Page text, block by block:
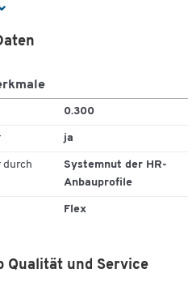
Novus für die Montage am
von TFT-Gelenkarm am geneigten
0.300
ja
durch
Systemnut der HR-
Anbauprofile
Flex
Qualität und Service